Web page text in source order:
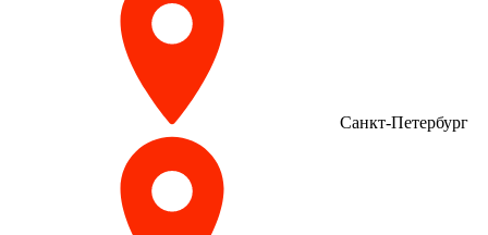
Санкт-Петербург